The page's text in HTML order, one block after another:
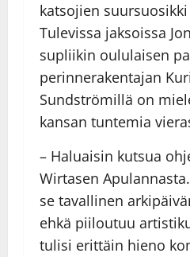
katsojien
Tulevissa jaksoissa
supliikin oululaisen
perinnerakentajan
Sundströmillä on
kansan tuntemia
– Haluaisin kutsua
Wirtasen
se tavallinen
ehkä piiloutuu
tulisi erittäin hieno